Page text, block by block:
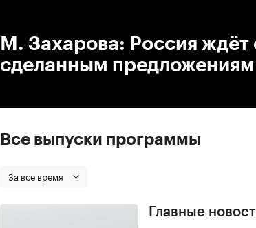
М. Захарова: Россия ждёт
сделанным предложениям
Все выпуски программы
За все время
Главные